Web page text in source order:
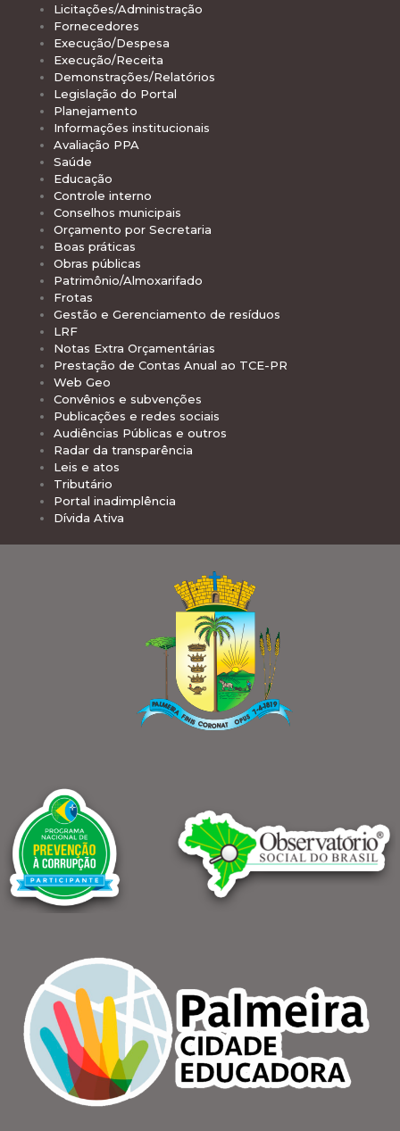
Licitações/Administração
Fornecedores
Execução/Despesa
Execução/Receita
Demonstrações/Relatórios
Legislação do Portal
Planejamento
Informações institucionais
Avaliação PPA
Saúde
Educação
Controle interno
Conselhos municipais
Orçamento por Secretaria
Boas práticas
Obras públicas
Patrimônio/Almoxarifado
Frotas
Gestão e Gerenciamento de resíduos
LRF
Notas Extra Orçamentárias
Prestação de Contas Anual ao TCE-PR
Web Geo
Convênios e subvenções
Publicações e redes sociais
Audiências Públicas e outros
Radar da transparência
Leis e atos
Tributário
Portal inadimplência
Dívida Ativa